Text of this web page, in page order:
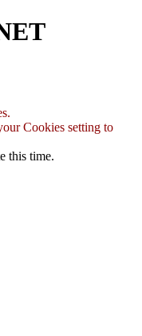
Cookies setting to
this time.